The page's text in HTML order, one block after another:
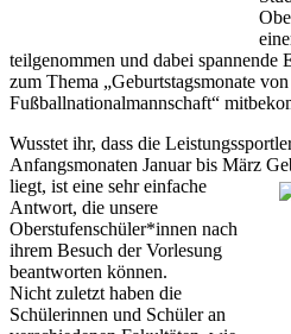
teilgenommen und dabei spannende
zum Thema „Geburtstagsmonate
Fußballnationalmannschaft“
Wusstet ihr, dass die
Anfangsmonaten Januar bis März
liegt, isteine sehr einfache
Antwort, die unsere
Oberstufenschüler*innen nach
ihrem Besuch der Vorlesung
beantworten können.
Nicht zuletzt haben die
Schülerinnen und Schüler an